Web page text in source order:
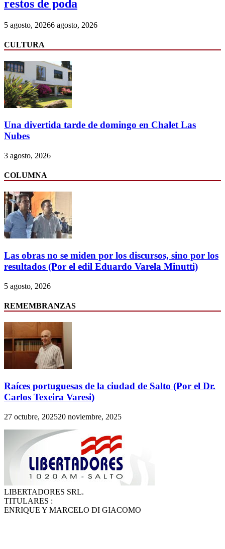
restos de poda
5 agosto, 20266 agosto, 2026
CULTURA
Una divertida tarde de domingo en Chalet Las
Nubes
3 agosto, 2026
COLUMNA
Las obras no se miden por los discursos, sino por los
resultados (Por el edil Eduardo Varela Minutti)
5 agosto, 2026
REMEMBRANZAS
Raíces portuguesas de la ciudad de Salto (Por el Dr.
Carlos Texeira Varesi)
27 octubre, 202520 noviembre, 2025
LIBERTADORES SRL.
TITULARES :
ENRIQUE Y MARCELO DI GIACOMO